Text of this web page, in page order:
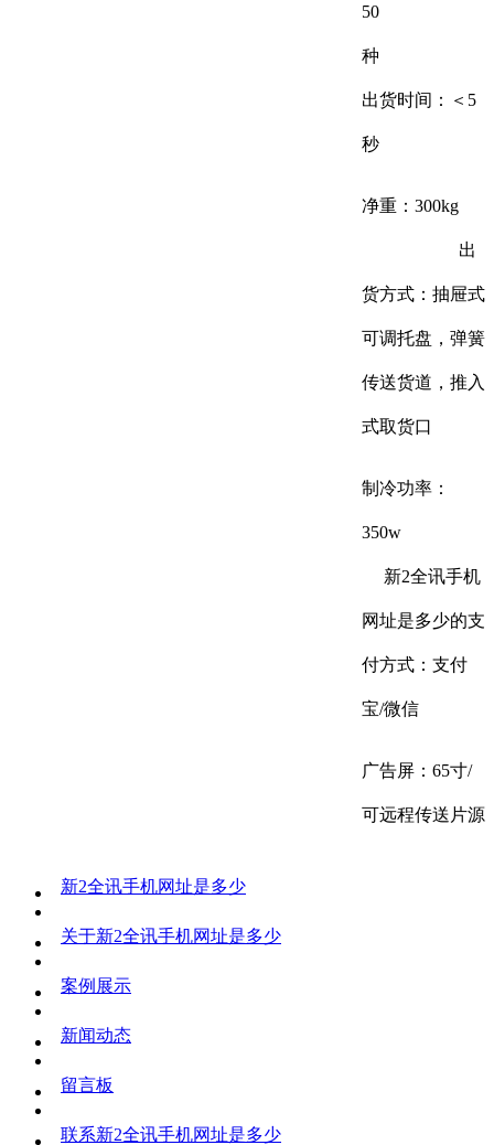
50
种
出货时间：＜ 5
秒
净重：300kg
出
货方式：抽屉式
可调托盘，弹簧
传送货道，推入
式取货口
制冷功率：
350w
新2全讯手机
网址是多少的支
付方式：支付
宝/微信
广告屏：65寸/
可远程传送片源
新2全讯手机网址是多少
关于新2全讯手机网址是多少
案例展示
新闻动态
留言板
联系新2全讯手机网址是多少